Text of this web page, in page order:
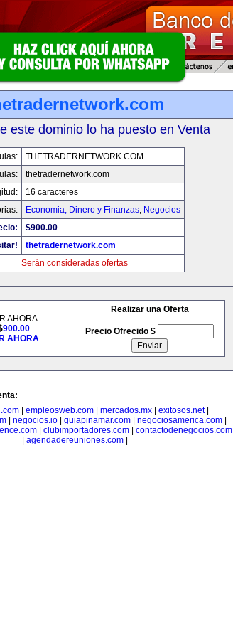
este dominio lo ha puesto en Venta
THETRADERNETWORK.COM
thetradernetwork.com
16 caracteres
Economia, Dinero y Finanzas, Negocios
$900.00
thetradernetwork.com
Serán consideradas ofertas
AHORA
900.00
AHORA
Realizar una Oferta
Precio Ofrecido $
| empleosweb.com| mercados.mx| exitosos.net|
negocios.io guiapinamar.com negociosamerica.com
| clubimportadores.com| contactodenegocios.com
agendadereuniones.com|